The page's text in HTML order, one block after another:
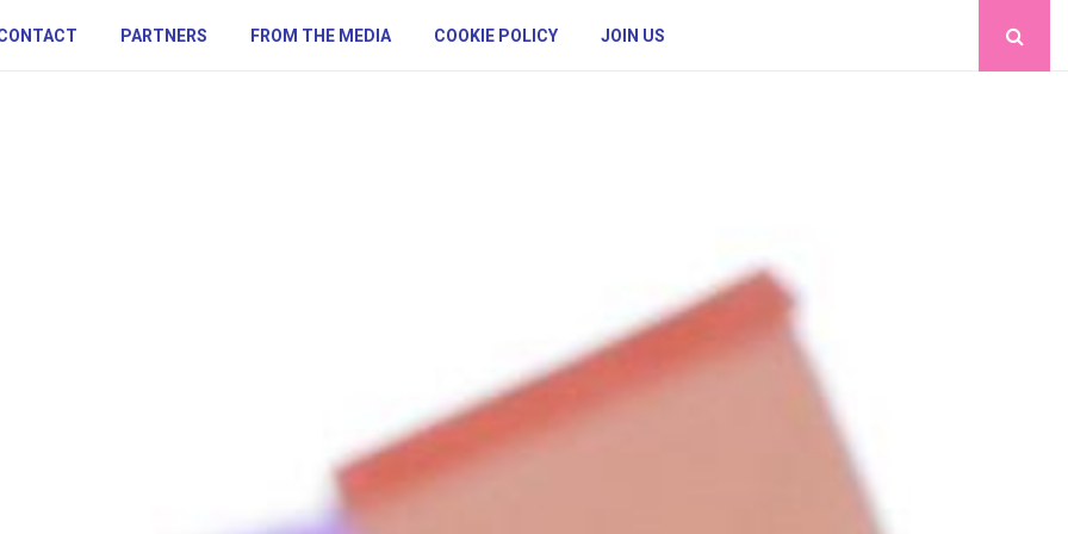
PARTNERS FROM THE MEDIA COOKIE POLICY JOIN US